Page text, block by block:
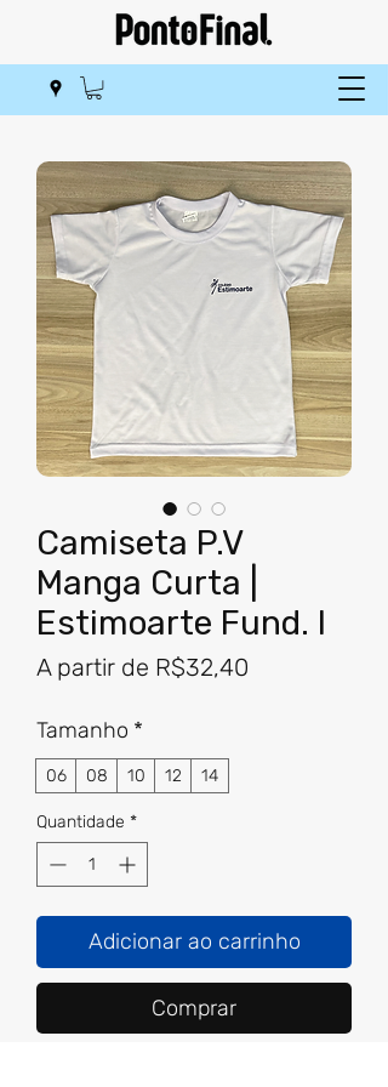
Camiseta P.V
Manga Curta |
Estimoarte Fund. I
A partir de R$32,40
Tamanho *
06 08 10 12 14
Quantidade *
Adicionar ao carrinho
Comprar